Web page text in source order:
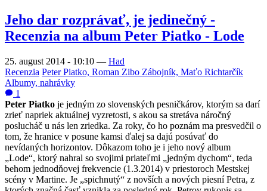
Jeho dar rozprávať, je jedinečný -
Recenzia na album Peter Piatko - Lode
25. august 2014 - 10:10 — Had
Recenzia Peter Piatko, Roman Zibo Zábojník, Maťo Richtarčík
Albumy, nahrávky
1
Peter Piatko je jedným zo slovenských pesničkárov, ktorým sa darí
zrieť napriek aktuálnej vyzretosti, s akou sa stretáva náročný
poslucháč u nás len zriedka. Za roky, čo ho poznám ma presvedčil o
tom, že hranice v posune kamsi ďalej sa dajú posúvať do
nevídaných horizontov. Dôkazom toho je i jeho nový album
„Lode“, ktorý nahral so svojimi priateľmi „jedným dychom“, teda
behom jednodňovej frekvencie (1.3.2014) v priestoroch Mestskej
scény v Martine. Je „spichnutý“ z novších a nových piesní Petra, z